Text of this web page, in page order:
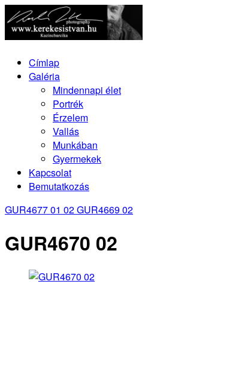
Címlap
Galéria
Mindennapi élet
Portrék
Érzelem
Vallás
Munkában
Gyermekek
Kapcsolat
Bemutatkozás
GUR4677 01 02GUR4669 02
GUR4670 02